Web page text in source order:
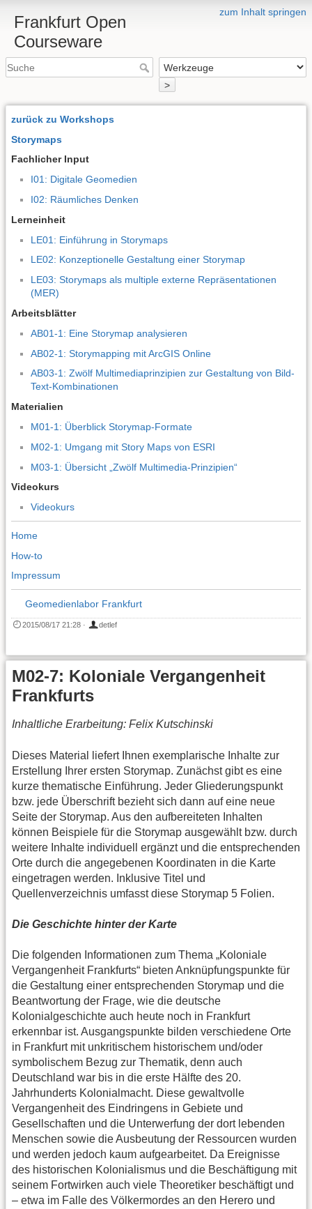
zum Inhalt springen
Frankfurt Open
Courseware
>
zurück zu Workshops
Storymaps
Fachlicher Input
I01: Digitale Geomedien
I02: Räumliches Denken
Lerneinheit
LE01: Einführung in Storymaps
LE02: Konzeptionelle Gestaltung einer Storymap
LE03: Storymaps als multiple externe Repräsentationen
(MER)
Arbeitsblätter
AB01-1: Eine Storymap analysieren
AB02-1: Storymapping mit ArcGIS Online
AB03-1: Zwölf Multimediaprinzipien zur Gestaltung von Bild-
Text-Kombinationen
Materialien
M01-1: Überblick Storymap-Formate
M02-1: Umgang mit Story Maps von ESRI
M03-1: Übersicht „Zwölf Multimedia-Prinzipien“
Videokurs
Videokurs
Home
How-to
Impressum
Geomedienlabor Frankfurt
2015/08/17 21:28 · detlef
M02-7: Koloniale Vergangenheit
Frankfurts
Inhaltliche Erarbeitung: Felix Kutschinski
Dieses Material liefert Ihnen exemplarische Inhalte zur
Erstellung Ihrer ersten Storymap. Zunächst gibt es eine
kurze thematische Einführung. Jeder Gliederungspunkt
bzw. jede Überschrift bezieht sich dann auf eine neue
Seite der Storymap. Aus den aufbereiteten Inhalten
können Beispiele für die Storymap ausgewählt bzw. durch
weitere Inhalte individuell ergänzt und die entsprechenden
Orte durch die angegebenen Koordinaten in die Karte
eingetragen werden. Inklusive Titel und
Quellenverzeichnis umfasst diese Storymap 5 Folien.
Die Geschichte hinter der Karte
Die folgenden Informationen zum Thema „Koloniale
Vergangenheit Frankfurts“ bieten Anknüpfungspunkte für
die Gestaltung einer entsprechenden Storymap und die
Beantwortung der Frage, wie die deutsche
Kolonialgeschichte auch heute noch in Frankfurt
erkennbar ist. Ausgangspunkte bilden verschiedene Orte
in Frankfurt mit unkritischem historischem und/oder
symbolischem Bezug zur Thematik, denn auch
Deutschland war bis in die erste Hälfte des 20.
Jahrhunderts Kolonialmacht. Diese gewaltvolle
Vergangenheit des Eindringens in Gebiete und
Gesellschaften und die Unterwerfung der dort lebenden
Menschen sowie die Ausbeutung der Ressourcen wurden
und werden jedoch kaum aufgearbeitet. Da Ereignisse
des historischen Kolonialismus und die Beschäftigung mit
seinem Fortwirken auch viele Theoretiker beschäftigt und
– etwa im Falle des Völkermordes an den Herero und